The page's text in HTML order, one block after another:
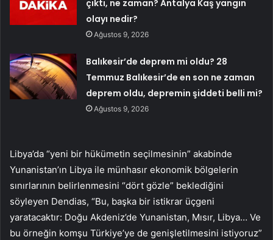
çıktı, ne zaman? Antalya Kaş yangın
olayı nedir?
Ağustos 9, 2026
Balıkesir’de deprem mi oldu? 28
Temmuz Balıkesir’de en son ne zaman
deprem oldu, depremin şiddeti belli mi?
Ağustos 9, 2026
Libya’da “yeni bir hükümetin seçilmesinin” akabinde
Yunanistan’ın Libya ile münhasır ekonomik bölgelerin
sınırlarının belirlenmesini “dört gözle” beklediğini
söyleyen Dendias, “Bu, başka bir istikrar üçgeni
yaratacaktır: Doğu Akdeniz’de Yunanistan, Mısır, Libya… Ve
bu örneğin komşu Türkiye’ye de genişletilmesini istiyoruz”